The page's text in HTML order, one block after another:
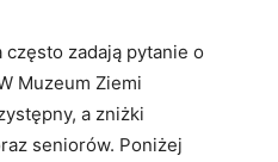
zadają pytanie o
Muzeum Ziemi
a⁤ zniżki
seniorów. ‌Poniżej⁢